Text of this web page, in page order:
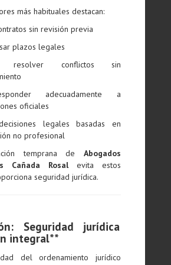
más habituales destacan:
sin revisión previa
plazos legales
resolver conflictos sin
adecuadamente a
oficiales
legales basadas en
no profesional
temprana deAbogados
Cañada Rosalevita estos
seguridad jurídica.
Seguridad jurídica
integral**
del ordenamiento jurídico